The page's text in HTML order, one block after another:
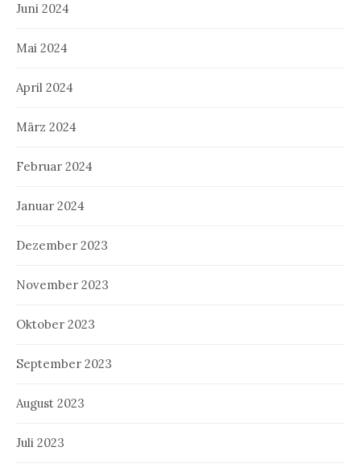
Juni 2024
Mai 2024
April 2024
März 2024
Februar 2024
Januar 2024
Dezember 2023
November 2023
Oktober 2023
September 2023
August 2023
Juli 2023